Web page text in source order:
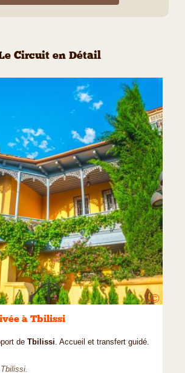
Circuit en Détail
©
à Tbilissi
de Tbilissi. Accueil et transfert guidé.